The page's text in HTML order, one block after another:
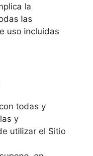
la
las
uso incluidas
todas y
y
utilizar el Sitio